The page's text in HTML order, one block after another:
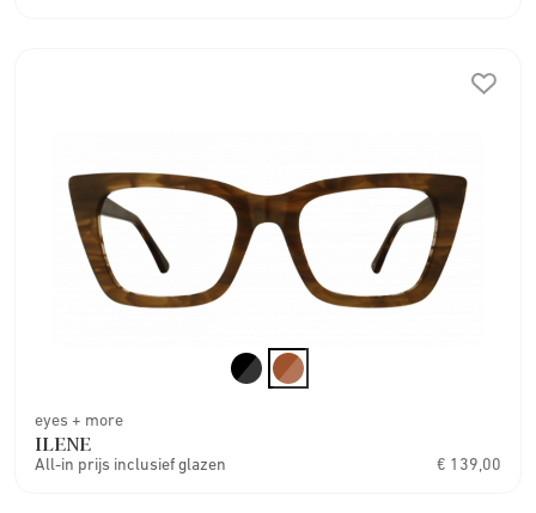
eyes + more
ILENE
All-in prijs inclusief glazen € 139,00